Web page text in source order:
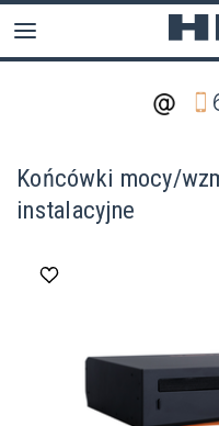
Końcówki mocy/
instalacyjne